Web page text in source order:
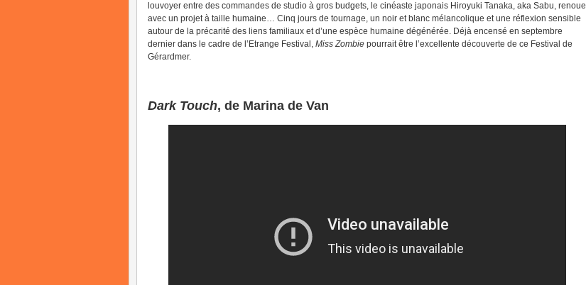
louvoyer entre des commandes de studio à gros budgets, le cinéaste japonais Hiroyuki Tanaka, aka Sabu, renoue
avec un projet à taille humaine… Cinq jours de tournage, un noir et blanc mélancolique et une réflexion sensible
autour de la précarité des liens familiaux et d’une espèce humaine dégénérée. Déjà encensé en septembre
dernier dans le cadre de l’Etrange Festival, Miss Zombie pourrait être l’excellente découverte de ce Festival de
Gérardmer.
Dark Touch, de Marina de Van